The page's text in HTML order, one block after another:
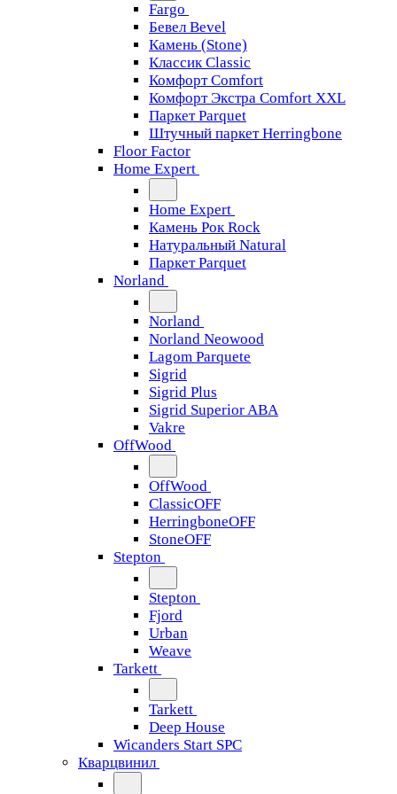
Fargo
Бевел Bevel
Камень (Stone)
Классик Classic
Комфорт Comfort
Комфорт Экстра Comfort XXL
Паркет Parquet
Штучный паркет Herringbone
Floor Factor
Home Expert
Home Expert
Камень Рок Rock
Натуральный Natural
Паркет Parquet
Norland
Norland
Norland Neowood
Lagom Parquete
Sigrid
Sigrid Plus
Sigrid Superior ABA
Vakre
OffWood
OffWood
ClassicOFF
HerringboneOFF
StoneOFF
Stepton
Stepton
Fjord
Urban
Weave
Tarkett
Tarkett
Deep House
Wicanders Start SPC
Кварцвинил